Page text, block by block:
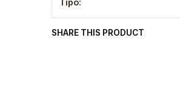
Tipo:
SHARE THIS PRODUCT